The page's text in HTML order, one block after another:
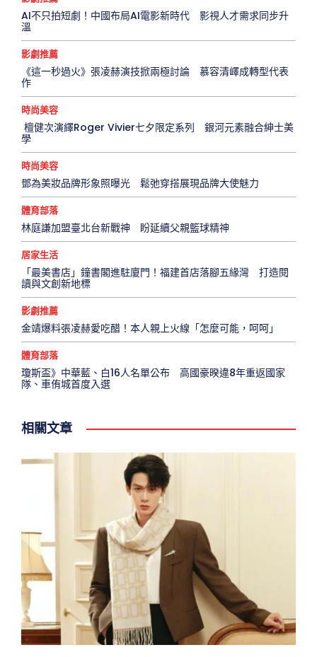
AI不只拍短劇！中國布局AI電影新時代 影視人才需求同步升
溫
影劇推薦
《這一秒過火》張凌赫演技掀兩極討論 慕容清嶧成轉型代表
作
時尚美容
檀健次演繹Roger Vivier七夕限定系列 銀河元素融合紳士美
學
時尚美容
鄧為美妝品牌形象照曝光 鬆弛穿搭展現品牌大使魅力
體育部落
林庭謙加盟臺北台新戰神 盼延續父親籃球精神
居家生活
「最美書店」鐘書閣進駐廈門！福建首店落腳五緣灣 打造閱
讀與文創新地標
影劇推薦
金靖爆料張凌赫愛吃醋！本人親上火線「怎麼可能，呵呵」
體育部落
瓊斯盃》中華藍、白16人名單公布 高國豪暌違8年重返國家
隊、車侑城首度入選
相關文章